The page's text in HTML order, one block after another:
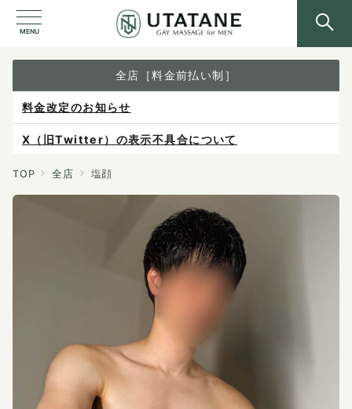
MENU
全店［料金前払い制］
X（旧Twitter）の表示不具合について
ご予約は各店へ直接お問い合わせください。
料金は当日施術前にお支払いください。
TOP 全店 塩顔